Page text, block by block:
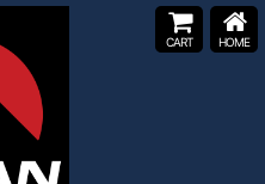
CART HOME